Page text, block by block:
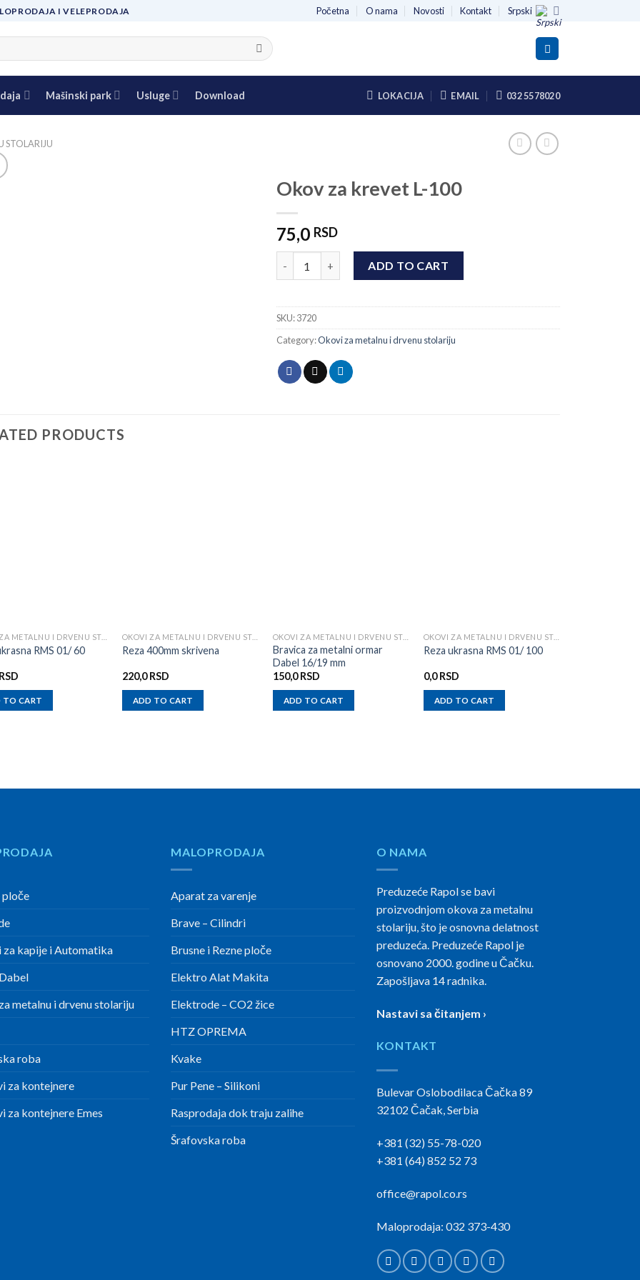
I VELEPRODAJA Početna O nama Novosti Kontakt Srpski
Mašinski park Usluge Download LOKACIJA EMAIL 032 5578020
STOLARIJU
Okov za krevet L-100
75,0 RSD
ADD TO CART
SKU:3720
Category:Okovi za metalnu i drvenu stolariju
PRODUCTS
OKOVI ZA METALNU I DRVENU STOLARIJU
RMS 01/ 60
RSD
TO CART
OKOVI ZA METALNU I DRVENU STOLARIJU
Reza 400mm skrivena
220,0RSD
ADD TO CART
OKOVI ZA METALNU I DRVENU STOLARIJU
Bravica za metalni ormar
Dabel 16/19 mm
150,0RSD
ADD TO CART
OKOVI ZA METALNU I DRVENU STOLARIJU
Reza ukrasna RMS 01/ 100
0,0RSD
ADD TO CART
ploče
kapije i Automatika
metalnu i drvenu stolariju
roba
za kontejnere
za kontejnere Emes
MALOPRODAJA
Aparat za varenje
Brave – Cilindri
Brusne i Rezne ploče
Elektro Alat Makita
Elektrode – CO2 žice
HTZ OPREMA
Kvake
Pur Pene – Silikoni
Rasprodaja dok traju zalihe
Šrafovska roba
O NAMA
Preduzeće Rapol se bavi
proizvodnjom okova za metalnu
stolariju, što je osnovna delatnost
preduzeća. Preduzeće Rapol je
osnovano 2000. godine u Čačku.
Zapošljava 14 radnika.
Nastavi sa čitanjem ›
KONTAKT
Bulevar Oslobodilaca Čačka 89
32102 Čačak, Serbia
+381 (32) 55-78-020
+381 (64) 852 52 73
office@rapol.co.rs
Maloprodaja: 032 373-430